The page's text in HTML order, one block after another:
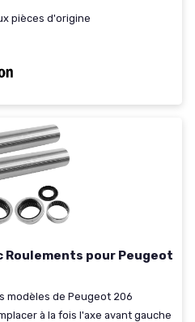
pièces d'origine
Roulements pour Peugeot
modèles de Peugeot 206
à la fois l'axe avant gauche